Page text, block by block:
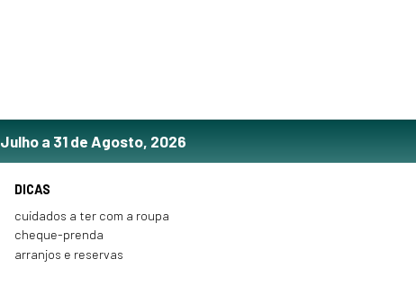
a 31 de Agosto, 2026
DICAS
cuidados a ter com a roupa
cheque-prenda
arranjos e reservas